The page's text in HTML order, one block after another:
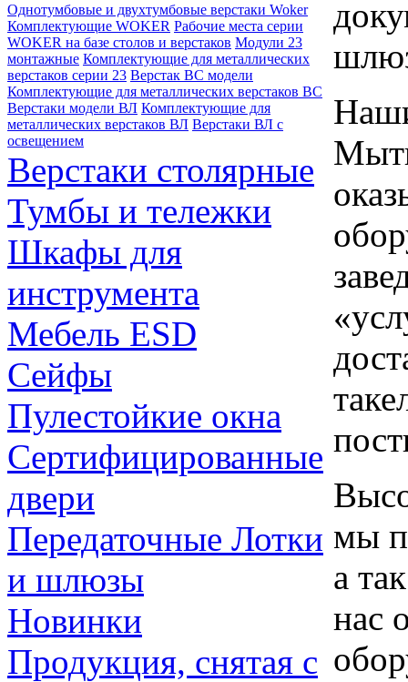
Однотумбовые и двухтумбовые верстаки Woker
Комплектующие WOKER Рабочие места серии
WOKER на базе столов и верстаков Модули 23
монтажные Комплектующие для металлических
верстаков серии 23 Верстак ВС модели
Комплектующие для металлических верстаков ВС
Верстаки модели ВЛ Комплектующие для
металлических верстаков ВЛ Верстаки ВЛ с
освещением
Верстаки столярные
Тумбы и тележки
Шкафы для
инструмента
Мебель ESD
Сейфы
Пулестойкие окна
Сертифицированные
двери
Передаточные Лотки
и шлюзы
Новинки
Продукция, снятая с
мы
а
нас